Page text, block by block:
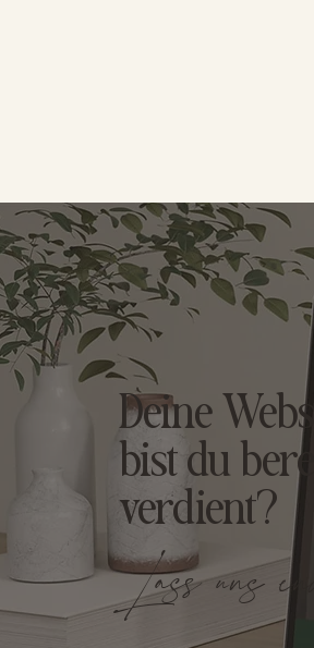
Deine
bist du
verdient?
Lass uns